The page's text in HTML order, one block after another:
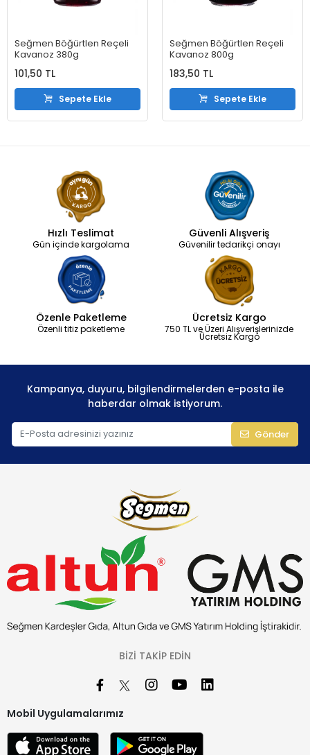
Seğmen Böğürtlen Reçeli
Kavanoz 380g
101,50 TL
Sepete Ekle
Seğmen Böğürtlen Reçeli
Kavanoz 800g
183,50 TL
Sepete Ekle
Hızlı Teslimat
Gün içinde kargolama
Güvenli Alışveriş
Güvenilir tedarikçi onayı
Özenle Paketleme
Özenli titiz paketleme
Ücretsiz Kargo
750 TL ve Üzeri Alışverişlerinizde
Ücretsiz Kargo
Kampanya, duyuru, bilgilendirmelerden e-posta ile
haberdar olmak istiyorum.
Gönder
BIZI TAKIP EDIN
Mobil Uygulamalarımız